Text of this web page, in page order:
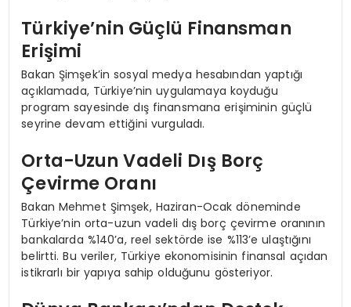
Türkiye’nin Güçlü Finansman
Erişimi
Bakan Şimşek’in sosyal medya hesabından yaptığı
açıklamada, Türkiye’nin uygulamaya koyduğu
program sayesinde dış finansmana erişiminin güçlü
seyrine devam ettiğini vurguladı.
Orta-Uzun Vadeli Dış Borç
Çevirme Oranı
Bakan Mehmet Şimşek, Haziran-Ocak döneminde
Türkiye’nin orta-uzun vadeli dış borç çevirme oranının
bankalarda %140’a, reel sektörde ise %113’e ulaştığını
belirtti. Bu veriler, Türkiye ekonomisinin finansal açıdan
istikrarlı bir yapıya sahip olduğunu gösteriyor.